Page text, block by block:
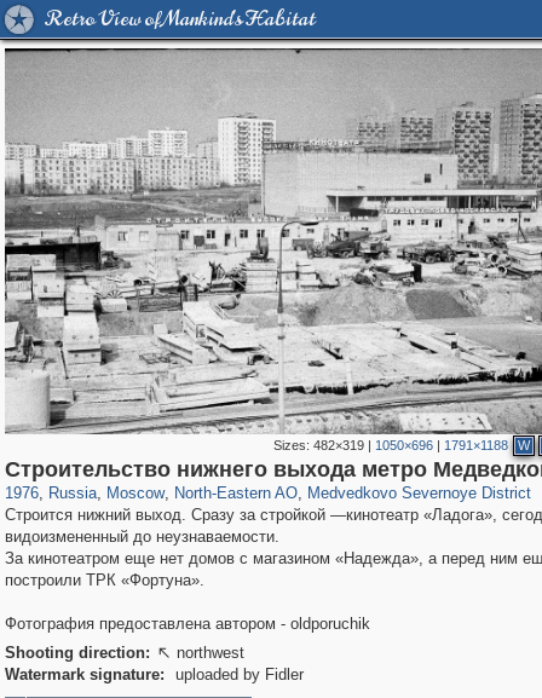
Retro View of Mankind's Habitat
Sizes: 482×319| 1050×696| 1791×1188 W
Строительство нижнего выхода метро
1976, Russia
1,406,726 29,243
, Moscow
319,864 8,286
, North-Eastern AO
24,490 250
, Medvedkovo Severnoye District
510 1
Строится нижний выход. Сразу за стройкой —кинотеатр «Ладога»,
видоизмененный до неузнаваемости.
За кинотеатром еще нет домов с магазином «Надежда», а перед ним
построили ТРК «Фортуна».
Фотография предоставлена автором - oldporuchik
Shooting direction:  northwest
Watermark signature:
uploaded by Fidler